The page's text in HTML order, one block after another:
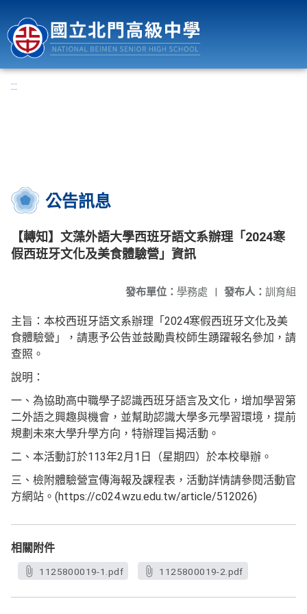
:::
公告訊息
【轉知】文藻外語大學西班牙語文系辦理「2024寒
假西班牙文化及美食體驗營」資訊
發布人： 訓育組
發布單位： 學務處 |
主旨：本校西班牙語文系辦理「2024寒假西班牙文化及美
食體驗營」，請惠予公告並鼓勵貴校師生踴躍報名參加，請
查照。
說明：
一、為協助高中職學子認識西班牙語言及文化，增加學習第
二外語之興趣與機會，並幫助認識大學多元學習環境，提前
規劃未來大學升學方向，特辦理旨揭活動。
二、本活動訂於113年2月1日（星期四）於本校舉辦。
三、檢附體驗營宣傳海報及課程表，活動詳情請參閱活動官
方網站。(https://c024.wzu.edu.tw/article/512026)
相關附件
1125800019-1.pdf 1125800019-2.pdf